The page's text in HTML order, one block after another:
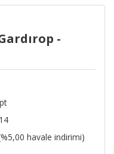
-
havale indirimi)